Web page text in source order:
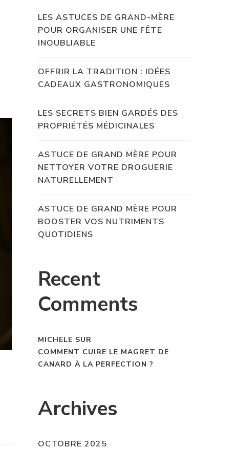
LES ASTUCES DE GRAND-MÈRE
POUR ORGANISER UNE FÊTE
INOUBLIABLE
OFFRIR LA TRADITION : IDÉES
CADEAUX GASTRONOMIQUES
LES SECRETS BIEN GARDÉS DES
PROPRIÉTÉS MÉDICINALES
ASTUCE DE GRAND MÈRE POUR
NETTOYER VOTRE DROGUERIE
NATURELLEMENT
ASTUCE DE GRAND MÈRE POUR
BOOSTER VOS NUTRIMENTS
QUOTIDIENS
Recent
Comments
MICHELE SUR
COMMENT CUIRE LE MAGRET DE
CANARD À LA PERFECTION ?
Archives
OCTOBRE 2025